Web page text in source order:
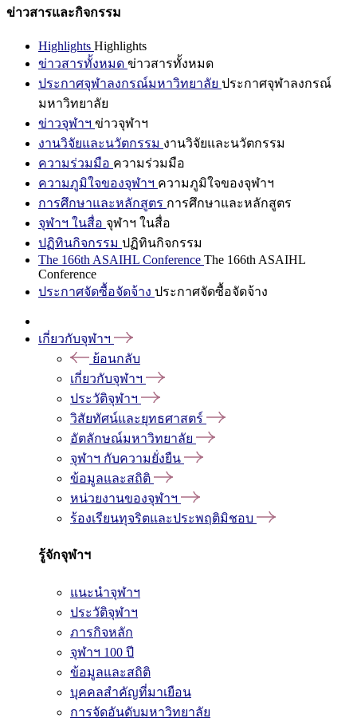
ข่าวสารและกิจกรรม
Highlights Highlights
ข่าวสารทั้งหมด ข่าวสารทั้งหมด
ประกาศจุฬาลงกรณ์มหาวิทยาลัย ประกาศจุฬาลงกรณ์
มหาวิทยาลัย
ข่าวจุฬาฯ ข่าวจุฬาฯ
งานวิจัยและนวัตกรรม งานวิจัยและนวัตกรรม
ความร่วมมือ ความร่วมมือ
ความภูมิใจของจุฬาฯ ความภูมิใจของจุฬาฯ
การศึกษาและหลักสูตร การศึกษาและหลักสูตร
จุฬาฯ ในสื่อ จุฬาฯ ในสื่อ
ปฏิทินกิจกรรม ปฏิทินกิจกรรม
The 166th ASAIHL Conference The 166th ASAIHL
Conference
ประกาศจัดซื้อจัดจ้าง ประกาศจัดซื้อจัดจ้าง
เกี่ยวกับจุฬาฯ
ย้อนกลับ
เกี่ยวกับจุฬาฯ
ประวัติจุฬาฯ
วิสัยทัศน์และยุทธศาสตร์
อัตลักษณ์มหาวิทยาลัย
จุฬาฯ กับความยั่งยืน
ข้อมูลและสถิติ
หน่วยงานของจุฬาฯ
ร้องเรียนทุจริตและประพฤติมิชอบ
รู้จักจุฬาฯ
แนะนำจุฬาฯ
ประวัติจุฬาฯ
ภารกิจหลัก
จุฬาฯ 100 ปี
ข้อมูลและสถิติ
บุคคลสำคัญที่มาเยือน
การจัดอันดับมหาวิทยาลัย